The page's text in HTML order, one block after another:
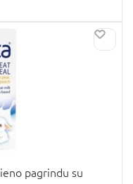
pagrindu su